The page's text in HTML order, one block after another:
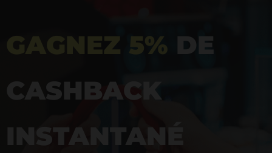
GAGNEZ 5% DE
CASHBACK
INSTANTANÉ